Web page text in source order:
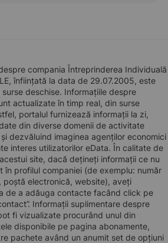
compania Întreprinderea Individuală
înființată la data de 29.07.2005, este
deschise. Informațiile despre
actualizate în timp real, din surse
portalul furnizează informații la zi,
din diverse domenii de activitate
dezvăluind imaginea agenților economici
interes utilizatorilor eData. În calitate de
site, dacă dețineți informații ce nu
în profilul companiei (de exemplu: număr
poștă electronică, website), aveți
de a adăuga contacte facând click pe
Informații suplimentare despre
fi vizualizate procurând unul din
disponibile pe pagina abonamente,
pachete având un anumit set de opțiuni